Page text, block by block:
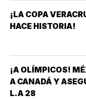
VERACRUZANO Y
CLUB ACUARIO
¡LA COPA
HACE HISTORIA!
¡A OLÍMPICOS!
A CANADÁ Y
L.A 28